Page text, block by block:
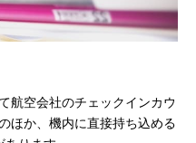
航空会社のチェックインカウ
ほか、機内に直接持ち込める